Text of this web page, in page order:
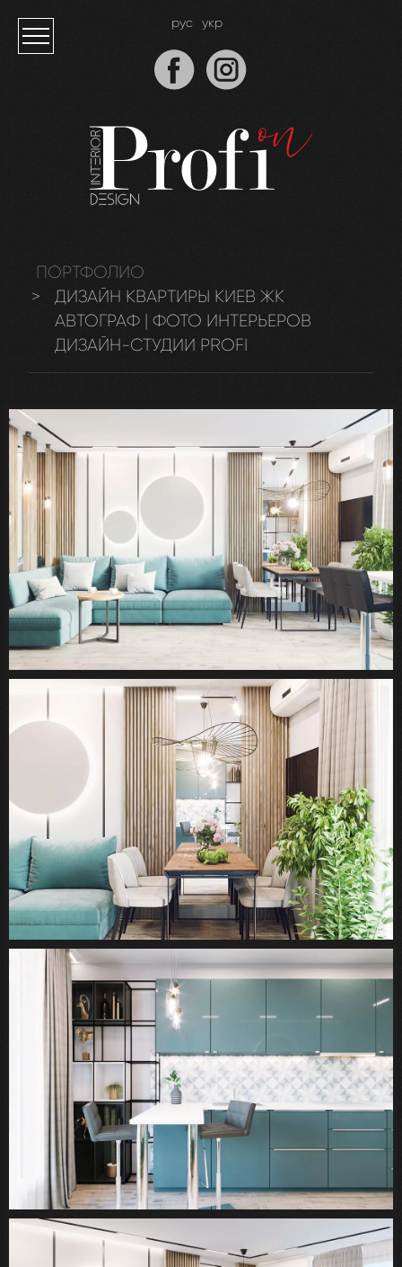
рус укр
ПОРТФОЛИО
ДИЗАЙН КВАРТИРЫ КИЕВ ЖК
АВТОГРАФ | ФОТО ИНТЕРЬЕРОВ
ДИЗАЙН-СТУДИИ PROFI